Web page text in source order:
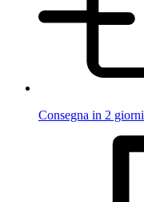
Consegna in 2 giorni